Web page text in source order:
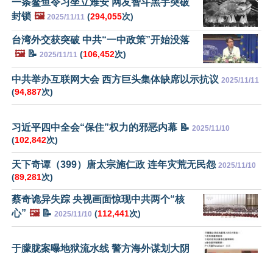
一条鳌鱼令习坐立难安 网友智斗黑手突破
封锁 🖼️ 2025/11/11 (294,055次)
台湾外交获突破 中共“一中政策”开始没落
🖼️📝 2025/11/11 (106,452次)
中共举办互联网大会 西方巨头集体缺席以示抗议 2025/11/11
(94,887次)
习近平四中全会“保住”权力的邪恶内幕 📝 2025/11/10
(102,842次)
天下奇谭（399）唐太宗施仁政 连年灾荒无民怨 2025/11/10
(89,281次)
蔡奇诡异失踪 央视画面惊现中共两个“核
心” 🖼️📝 2025/11/10 (112,441次)
于朦胧案曝地狱流水线 警方海外谋划大阴